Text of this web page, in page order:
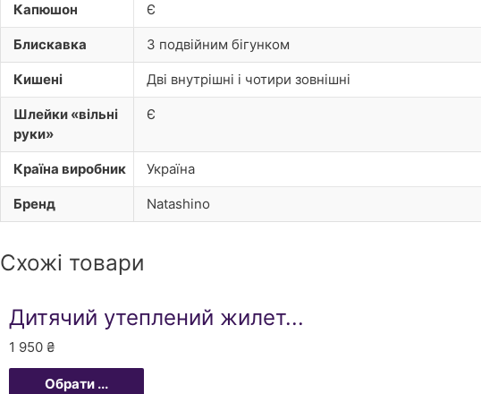
Капюшон Є
Блискавка З подвійним бігунком
Кишені Дві внутрішні і чотири зовнішні
Шлейки «вільні
руки»
Є
Країна виробник Україна
Бренд Natashino
Схожі товари
Дитячий утеплений жилет...
1 950 ₴
Обрати ...